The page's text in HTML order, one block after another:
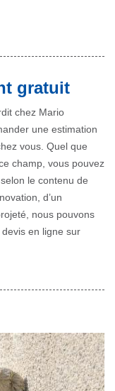
gratuit
chez Mario
une estimation
vous. Quel que
champ, vous pouvez
le contenu de
d’un
nous pouvons
devis en ligne sur